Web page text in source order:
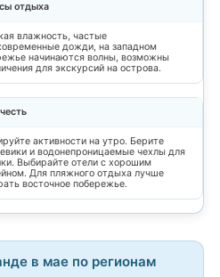
отдыха
влажность, частые
дожди, на западном
начинаются волны, возможны
для экскурсий на острова.
активности на утро. Берите
и водонепроницаемые чехлы для
Выбирайте отели с хорошим
Для пляжного отдыха лучше
восточное побережье.
в мае по регионам